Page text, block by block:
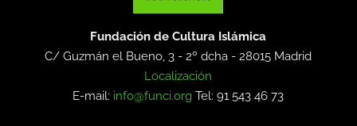
Fundación de Cultura Islámica
C/ Guzmán el Bueno, 3 - 2º dcha -28015 Madrid
Localización
E-mail: info@funci.org Tel: 91 543 46 73